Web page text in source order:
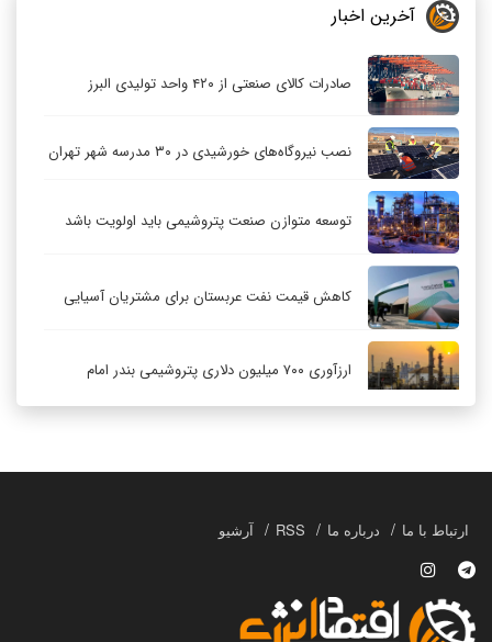
آخرین اخبار
صادرات کالای صنعتی از ۴۲۰ واحد تولیدی البرز
نصب نیروگاه‌های خورشیدی در ۳۰ مدرسه شهر تهران
توسعه متوازن صنعت پتروشیمی باید اولویت باشد
کاهش قیمت نفت عربستان برای مشتریان آسیایی
ارزآوری ۷۰۰ میلیون دلاری پتروشیمی بندر امام
چگونه انتخاب صحیح لوله‌ها باعث دوام سیستم‌های
ارتباط با ما درباره ما RSS آرشیو